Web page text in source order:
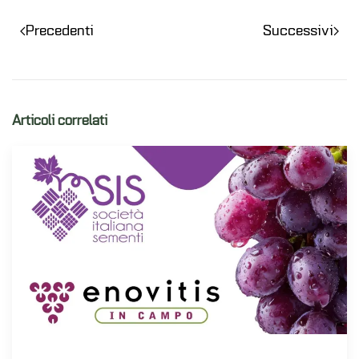
Precedenti Successivi
Articoli correlati